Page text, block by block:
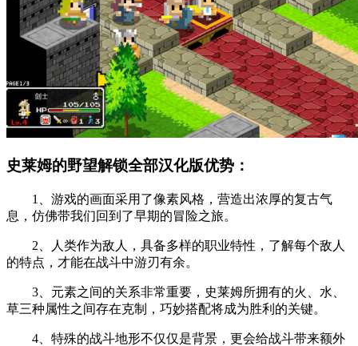
史莱姆的野望解锁全部汉化版优势：
1、游戏的画面采用了像素风格，营造出浓厚的复古气
息，仿佛带我们回到了早期的冒险之旅。
2、人类作为敌人，具备多样的职业特性，了解每个敌人
的特点，才能在战斗中游刃有余。
3、元素之间的关系非常重要，史莱姆所拥有的火、水、
草三种属性之间存在克制，巧妙搭配将成为胜利的关键。
4、特殊的战斗地形不仅仅是背景，更会给战斗带来额外